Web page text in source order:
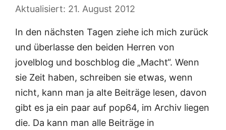
21. August 2012
In den nächsten Tagen ziehe ich mich zurück
und überlasse den beiden Herren von
jovelblog und boschblog die „Macht“. Wenn
sie Zeit haben, schreiben sie etwas, wenn
nicht, kann man ja alte Beiträge lesen, davon
gibt es ja ein paar auf pop64, im Archiv liegen
die. Da kann man alle Beiträge in